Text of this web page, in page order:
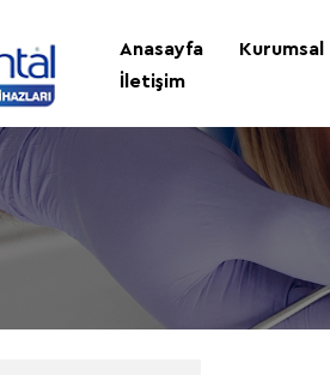
Anasayfa Kurumsal
İletişim